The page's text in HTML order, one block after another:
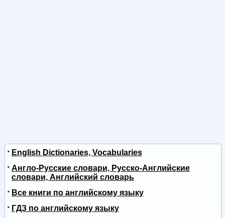
English Dictionaries, Vocabularies
Англо-Русские словари, Русско-Английские
словари, Английский словарь
Все книги по английскому языку
ГДЗ по английскому языку